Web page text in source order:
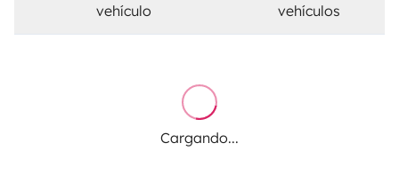
vehículo
vehículos
Cargando...